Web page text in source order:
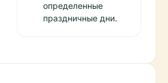
определенные
праздничные дни.